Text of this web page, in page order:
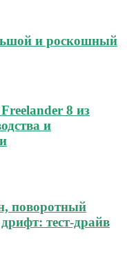
и роскошный
8 из
и
поворотный
тест-драйв